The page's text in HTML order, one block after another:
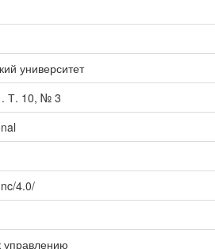
университет
Т. 10, № 3
4.0/
управлению